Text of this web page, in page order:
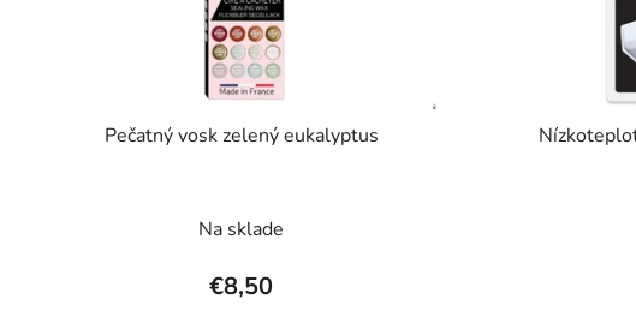
Pečatný vosk zelený eukalyptus
Na sklade
€8,50